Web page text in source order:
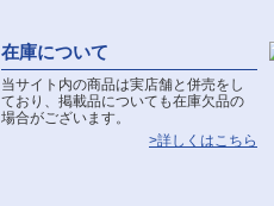
在庫について
当サイト内の商品は実店舗と併売をし
ており、掲載品についても在庫欠品の
場合がございます。
>詳しくはこちら